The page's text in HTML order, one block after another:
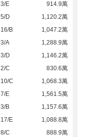
3/E
914.9萬
5/D
1,120.2萬
16/B
1,047.2萬
3/A
1,288.9萬
3/D
1,146.2萬
2/C
830.6萬
10/C
1,068.3萬
7/E
1,561.5萬
3/B
1,157.6萬
17/E
1,088.8萬
8/C
888.9萬